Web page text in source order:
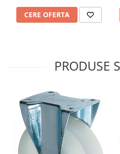
CERE OFERTA
PRODUSE